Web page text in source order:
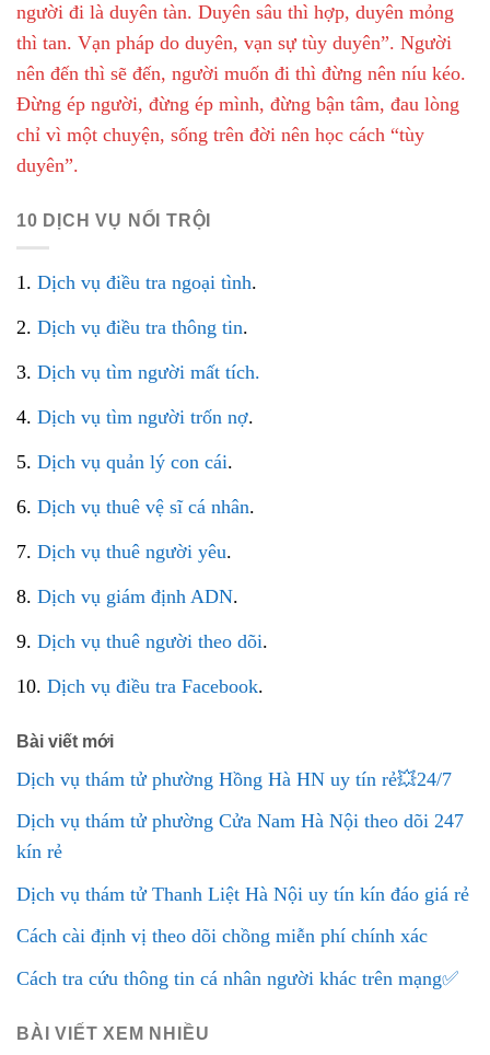
người đi là duyên tàn. Duyên sâu thì hợp, duyên mỏng
thì tan. Vạn pháp do duyên, vạn sự tùy duyên”. Người
nên đến thì sẽ đến, người muốn đi thì đừng nên níu kéo.
Đừng ép người, đừng ép mình, đừng bận tâm, đau lòng
chỉ vì một chuyện, sống trên đời nên học cách “tùy
duyên”.
10 DỊCH VỤ NỔI TRỘI
1. Dịch vụ điều tra ngoại tình.
2. Dịch vụ điều tra thông tin.
3. Dịch vụ tìm người mất tích.
4. Dịch vụ tìm người trốn nợ.
5. Dịch vụ quản lý con cái.
6. Dịch vụ thuê vệ sĩ cá nhân.
7. Dịch vụ thuê người yêu.
8. Dịch vụ giám định ADN.
9. Dịch vụ thuê người theo dõi.
10. Dịch vụ điều tra Facebook.
Bài viết mới
Dịch vụ thám tử phường Hồng Hà HN uy tín rẻ💥24/7
Dịch vụ thám tử phường Cửa Nam Hà Nội theo dõi 247
kín rẻ
Dịch vụ thám tử Thanh Liệt Hà Nội uy tín kín đáo giá rẻ
Cách cài định vị theo dõi chồng miễn phí chính xác
Cách tra cứu thông tin cá nhân người khác trên mạng✅
BÀI VIẾT XEM NHIỀU